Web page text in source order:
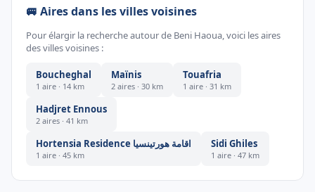
🚐 Aires dans les villes voisines
Pour élargir la recherche autour de Beni Haoua, voici les aires
des villes voisines :
Boucheghal
1 aire · 14 km
Maïnis
2 aires · 30 km
Touafria
1 aire · 31 km
Hadjret Ennous
2 aires · 41 km
Hortensia Residence اقامة هورتينسيا
1 aire · 45 km
Sidi Ghiles
1 aire · 47 km